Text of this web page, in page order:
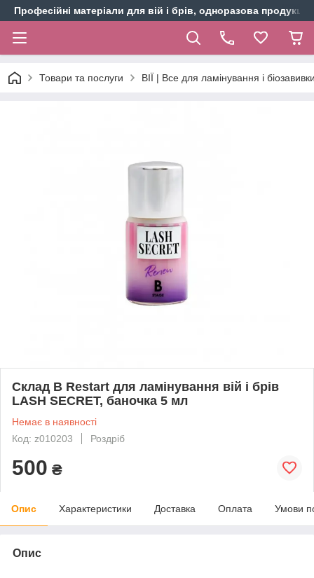
Професійні матеріали для вій і брів, одноразова продукція
Товари та послуги ВІЇ | Все для ламінування і
Склад В Restart для ламінування вій і брів
LASH SECRET, баночка 5 мл
Немає в наявності
Код: z010203
Роздріб
500 ₴
Опис Характеристики Доставка Оплата Умови
Опис